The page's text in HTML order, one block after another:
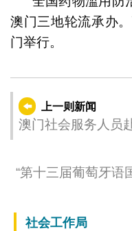
澳门三地轮流承办
门举行。
上一则新闻
澳门社会服务人员
“第十三届葡萄牙语
社会工作局